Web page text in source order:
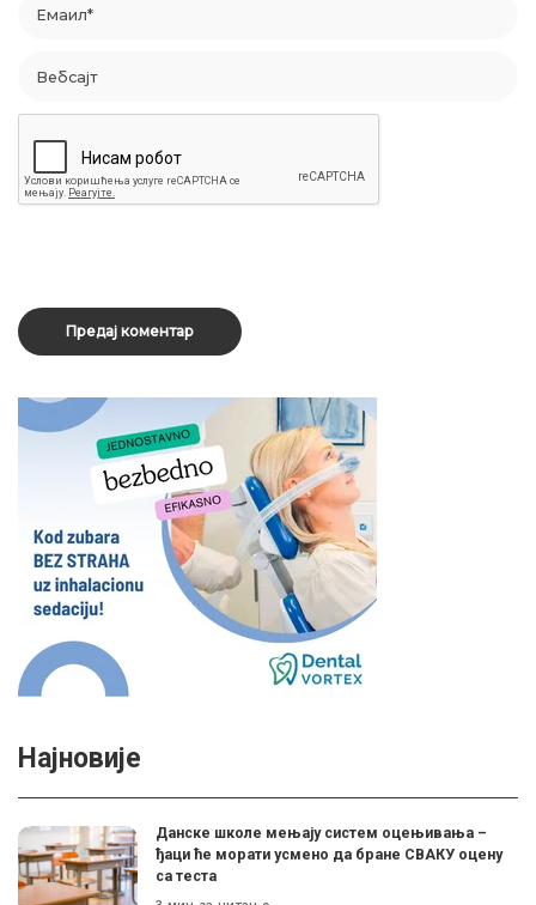
Најновије
Данске школе мењају систем оцењивања –
ђаци ће морати усмено да бране СВАКУ оцену
са теста